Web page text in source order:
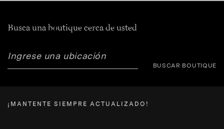
Busca una boutique cerca de usted
BUSCAR BOUTIQUE
¡MANTENTE SIEMPRE ACTUALIZADO!